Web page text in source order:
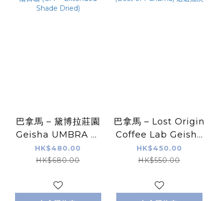
巴拿馬 – 黛博拉莊園
Geisha UMBRA 二
氧化碳浸漬 + 延長遮
陰日曬 (CM +
Dried)
HK$480.00
HK$680.00
巴拿馬 – Lost Origin
Coffee Lab Geisha
去果皮酵母發酵 (Best
of Panama) 送選批
HK$450.00
HK$550.00